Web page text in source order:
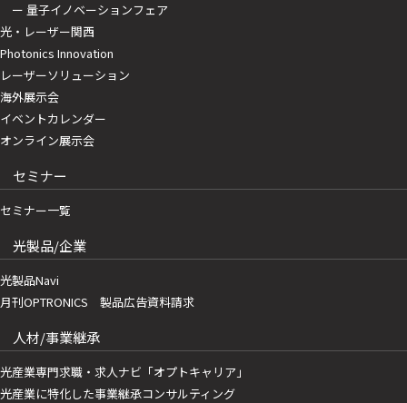
ー 量子イノベーションフェア
光・レーザー関西
Photonics Innovation
レーザーソリューション
海外展示会
イベントカレンダー
オンライン展示会
セミナー
セミナー一覧
光製品/企業
光製品Navi
月刊OPTRONICS 製品広告資料請求
人材/事業継承
光産業専門求職・求人ナビ「オプトキャリア」
光産業に特化した事業継承コンサルティング